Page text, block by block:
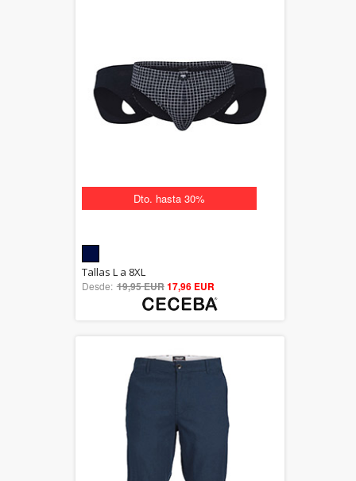
Dto. hasta 30%
out of 5
Tallas L a 8XL
Desde: 19,95 EUR17,96 EUR